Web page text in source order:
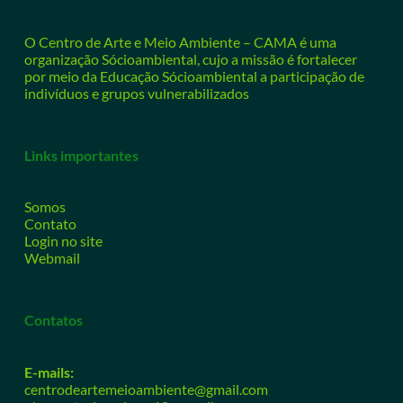
O Centro de Arte e Meio Ambiente – CAMA é uma
organização Sócioambiental, cujo a missão é fortalecer
por meio da Educação Sócioambiental a participação de
indivíduos e grupos vulnerabilizados
Links importantes
Somos
Contato
Login no site
Webmail
Contatos
E-mails:
centrodeartemeioambiente@gmail.com